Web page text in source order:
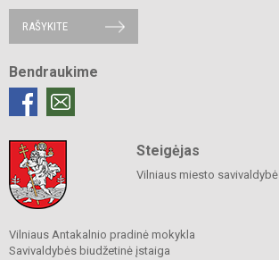
RAŠYKITE
Bendraukime
Steigėjas
Vilniaus miesto savivaldybė
Vilniaus Antakalnio pradinė mokykla
Savivaldybės biudžetinė įstaiga